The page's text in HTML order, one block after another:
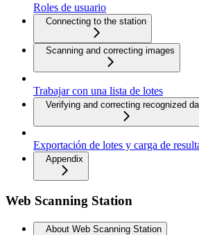
Roles de usuario
Connecting to the station
Scanning and correcting images
Trabajar con una lista de lotes
Verifying and correcting recognized
Exportación de lotes y carga de
Appendix
Web Scanning Station
About Web Scanning Station